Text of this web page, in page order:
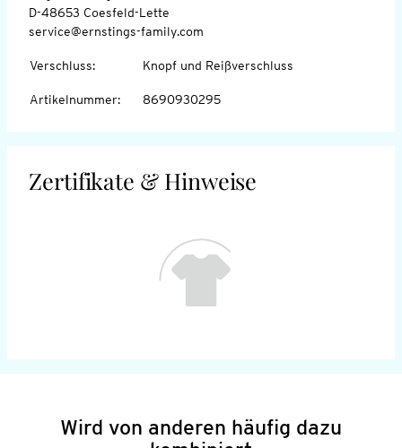
D-48653 Coesfeld-Lette
service@ernstings-family.com
Verschluss: Knopf und Reißverschluss
Artikelnummer: 8690930295
Zertifikate & Hinweise
Wird von anderen häufig dazu